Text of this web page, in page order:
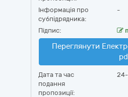
Інформація про
субпідрядника:
-
Підпис:
Переглянути
Дата та час
подання
пропозиції: